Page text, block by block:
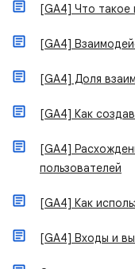
[GA4] Что такое
[GA4]
[GA4] Доля
[GA4] Как
[GA4]
пользователей
[GA4] Как
[GA4] Входы и